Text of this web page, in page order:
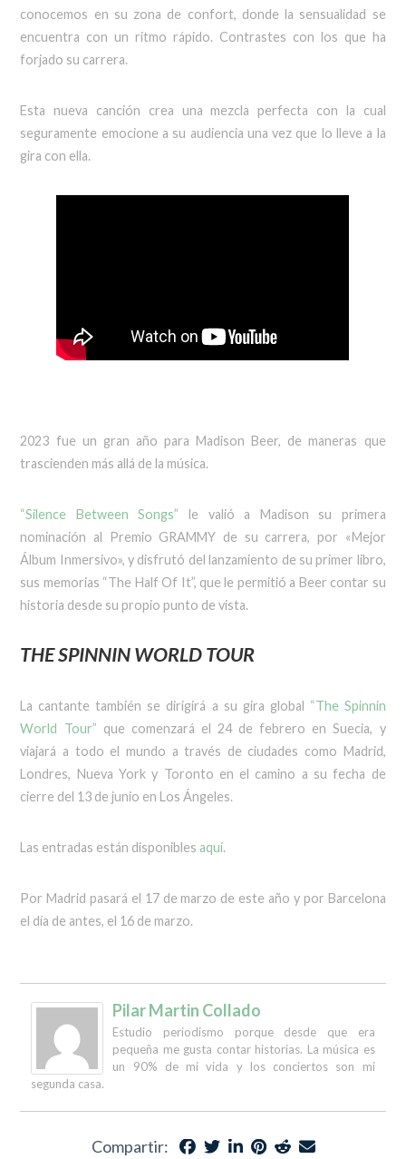
conocemos en su zona de confort, donde la sensualidad se
encuentra con un ritmo rápido. Contrastes con los que ha
forjado su carrera.
Esta nueva canción crea una mezcla perfecta con la cual
seguramente emocione a su audiencia una vez que lo lleve a la
gira con ella.
2023 fue un gran año para Madison Beer, de maneras que
trascienden más allá de la música.
“Silence Between Songs” le valió a Madison su primera
nominación al Premio GRAMMY de su carrera, por «Mejor
Álbum Inmersivo», y disfrutó del lanzamiento de su primer libro,
sus memorias “The Half Of It”, que le permitió a Beer contar su
historia desde su propio punto de vista.
THE SPINNIN WORLD TOUR
La cantante también se dirigirá a su gira global “The Spinnin
World Tour” que comenzará el 24 de febrero en Suecia, y
viajará a todo el mundo a través de ciudades como Madrid,
Londres, Nueva York y Toronto en el camino a su fecha de
cierre del 13 de junio en Los Ángeles.
Las entradas están disponibles aquí.
Por Madrid pasará el 17 de marzo de este año y por Barcelona
el día de antes, el 16 de marzo.
Pilar Martin Collado
Estudio periodismo porque desde que era
pequeña me gusta contar historias. La música es
un 90% de mi vida y los conciertos son mi
segunda casa.
Compartir: